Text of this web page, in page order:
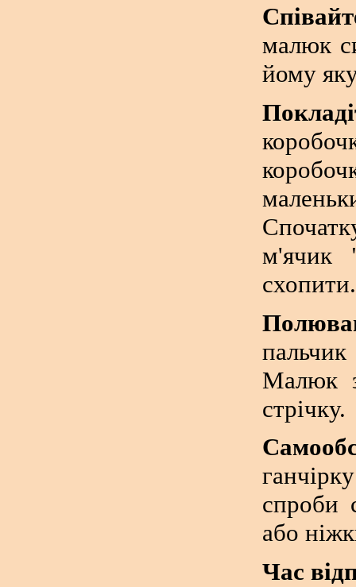
малюк
йому
м'ячик
схопити.
Малюк
стрічку.
спроби
або
Час